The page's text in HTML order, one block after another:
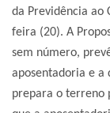
da Previdência ao
feira (20). A
sem número,
aposentadoria e a
prepara o terreno